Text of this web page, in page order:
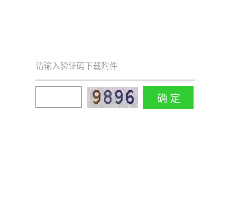
请输入验证码下载附件